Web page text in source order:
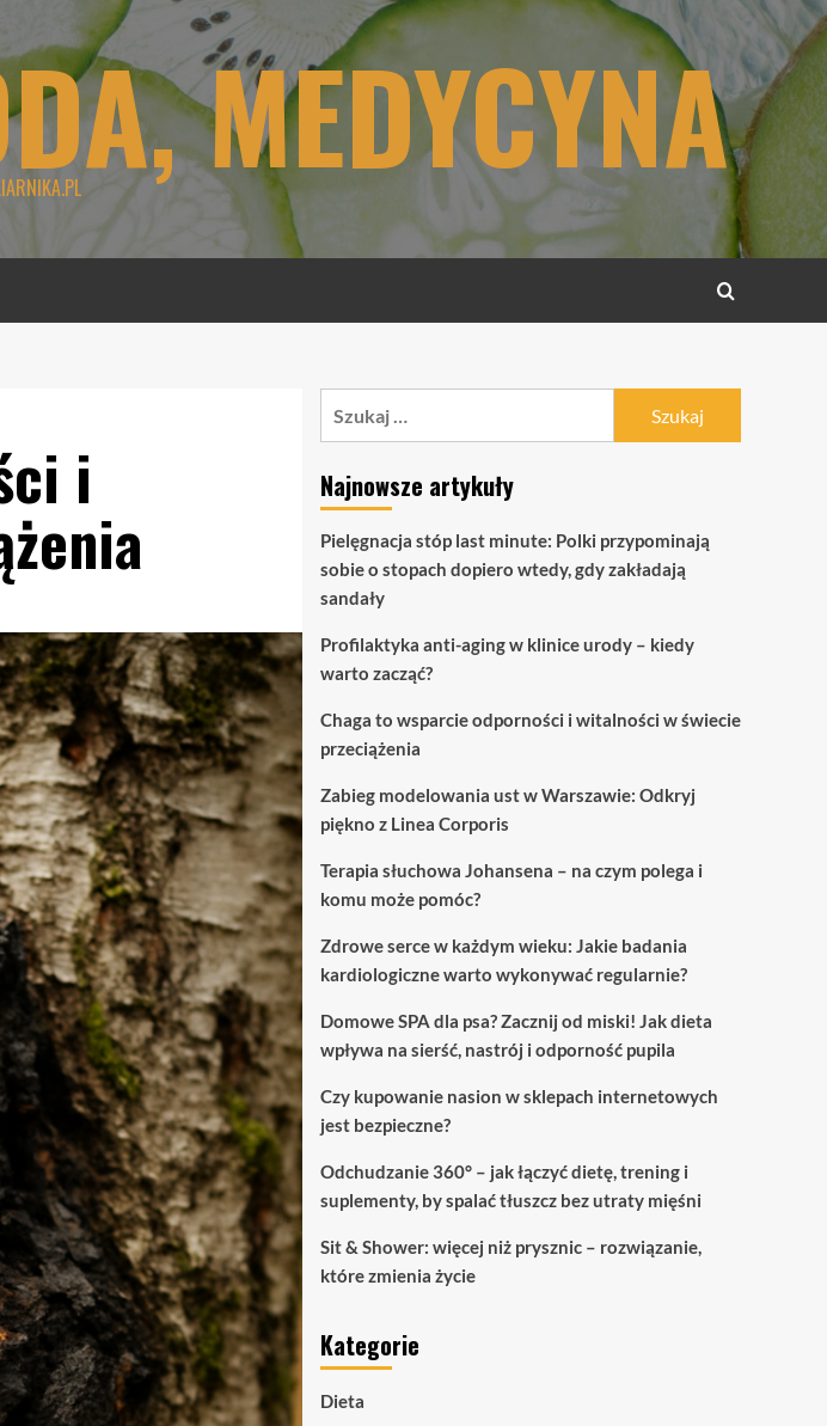
MEDYCYNA
i Najnowsze artykuły
Pielęgnacja stóp last minute: Polki przypominają
sobie o stopach dopiero wtedy, gdy zakładają
sandały
Profilaktyka anti-aging w klinice urody – kiedy
warto zacząć?
Chaga to wsparcie odporności i witalności w świecie
przeciążenia
Zabieg modelowania ust w Warszawie: Odkryj
piękno z Linea Corporis
Terapia słuchowa Johansena – na czym polega i
komu może pomóc?
Zdrowe serce w każdym wieku: Jakie badania
kardiologiczne warto wykonywać regularnie?
Domowe SPA dla psa? Zacznij od miski! Jak dieta
wpływa na sierść, nastrój i odporność pupila
Czy kupowanie nasion w sklepach internetowych
jest bezpieczne?
Odchudzanie 360° – jak łączyć dietę, trening i
suplementy, by spalać tłuszcz bez utraty mięśni
Sit & Shower: więcej niż prysznic – rozwiązanie,
które zmienia życie
Kategorie
Dieta